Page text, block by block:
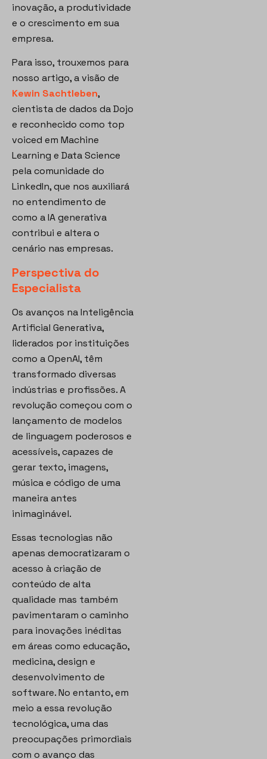
inovação, a produtividade
e o crescimento em sua
empresa.
Para isso, trouxemos para
nosso artigo, a visão de
Kewin Sachtleben,
cientista de dados da Dojo
e reconhecido como top
voiced em Machine
Learning e Data Science
pela comunidade do
LinkedIn, que nos auxiliará
no entendimento de
como a IA generativa
contribui e altera o
cenário nas empresas.
Perspectiva do
Especialista
Os avanços na Inteligência
Artificial Generativa,
liderados por instituições
como a OpenAI, têm
transformado diversas
indústrias e profissões. A
revolução começou com o
lançamento de modelos
de linguagem poderosos e
acessíveis, capazes de
gerar texto, imagens,
música e código de uma
maneira antes
inimaginável.
Essas tecnologias não
apenas democratizaram o
acesso à criação de
conteúdo de alta
qualidade mas também
pavimentaram o caminho
para inovações inéditas
em áreas como educação,
medicina, design e
desenvolvimento de
software. No entanto, em
meio a essa revolução
tecnológica, uma das
preocupações primordiais
com o avanço das